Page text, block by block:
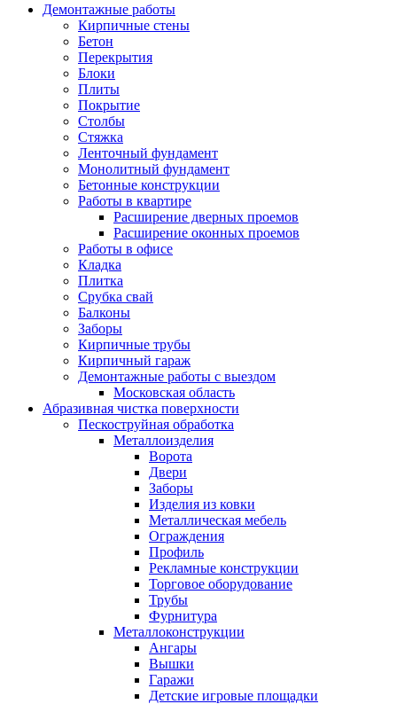
Демонтажные работы
Кирпичные стены
Бетон
Перекрытия
Блоки
Плиты
Покрытие
Столбы
Стяжка
Ленточный фундамент
Монолитный фундамент
Бетонные конструкции
Работы в квартире
Расширение дверных проемов
Расширение оконных проемов
Работы в офисе
Кладка
Плитка
Срубка свай
Балконы
Заборы
Кирпичные трубы
Кирпичный гараж
Демонтажные работы с выездом
Московская область
Абразивная чистка поверхности
Пескоструйная обработка
Металлоизделия
Ворота
Двери
Заборы
Изделия из ковки
Металлическая мебель
Ограждения
Профиль
Рекламные конструкции
Торговое оборудование
Трубы
Фурнитура
Металлоконструкции
Ангары
Вышки
Гаражи
Детские игровые площадки